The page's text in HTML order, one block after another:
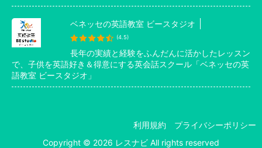
ベネッセの英語教室 ビースタジオ
(4.5)
長年の実績と経験をふんだんに活かしたレッスン
で、子供を英語好き＆得意にする英会話スクール「ベネッセの英
語教室 ビースタジオ」
利用規約
プライバシーポリシー
Copyright © 2026 レスナビ All rights reserved